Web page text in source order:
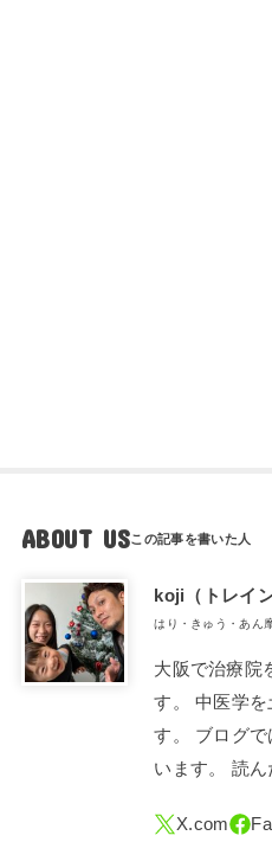
ABOUT US
koji（トレ​イ
はり・きゅう・あん
大阪で治療院
す。 中医学
す。 ブログ
います。 読